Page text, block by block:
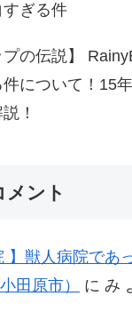
すぎる件
プの伝説】
について！15
！
メント
】獣人病院であ
田原市）
に み